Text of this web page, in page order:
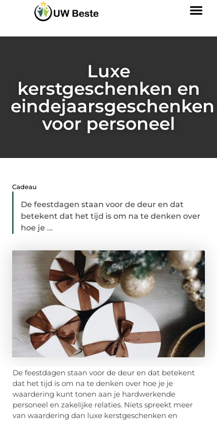
Luxe
kerstgeschenken en
eindejaarsgeschenken
voor personeel
Cadeau
De feestdagen staan voor de deur en dat
betekent dat het tijd is om na te denken over
hoe je ...
De feestdagen staan voor de deur en dat betekent
dat het tijd is om na te denken over hoe je je
waardering kunt tonen aan je hardwerkende
personeel en zakelijke relaties. Niets spreekt meer
van waardering dan luxe kerstgeschenken en